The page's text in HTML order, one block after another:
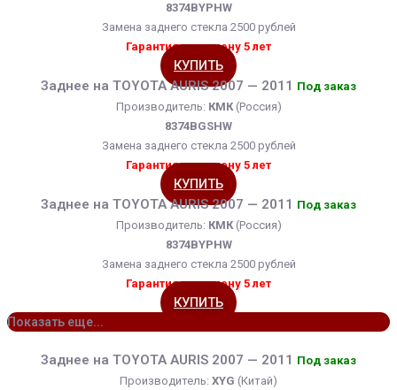
8374BYPHW
Замена заднего стекла 2500 рублей
Гарантия на замену 5 лет
КУПИТЬ
Заднее на TOYOTA AURIS 2007 — 2011 Под заказ
Производитель: КМК(Россия)
8374BGSHW
Замена заднего стекла 2500 рублей
Гарантия на замену 5 лет
КУПИТЬ
Заднее на TOYOTA AURIS 2007 — 2011 Под заказ
Производитель: КМК(Россия)
8374BYPHW
Замена заднего стекла 2500 рублей
Гарантия на замену 5 лет
КУПИТЬ
Показать еще...
Заднее на TOYOTA AURIS 2007 — 2011 Под заказ
Производитель: XYG (Китай)